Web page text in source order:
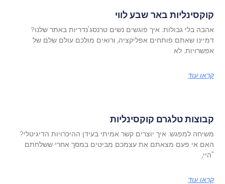
קוקסינליות באר שבע לווי
אהבה בלי גבולות: איך פוגשים נשים טרנסג'נדריות באתר שלנו?
דמיינו שאתם פותחים אפליקציה, ורואים מולכם עולם שלם של
אפשרויות. לא
קראו עוד
קבוצות טלגרם קוקסינליות
משיחה למפגש: איך יוצרים קשר אמיתי בעידן ההיכרויות הדיגיטלי?
האם אי פעם מצאתם את עצמכם מביטים במסך אחרי ששלחתם
"היי,
קראו עוד